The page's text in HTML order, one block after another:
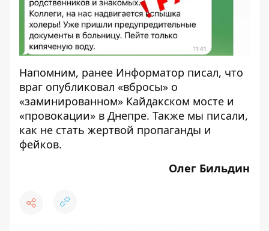
Напомним, ранее Информатор писал, что
враг опубликовал «вбросы» о
«заминированном» Кайдакском мосте и
«провокации» в Днепре. Также мы писали,
как не стать жертвой пропаганды и
фейков.
Олег Бильдин